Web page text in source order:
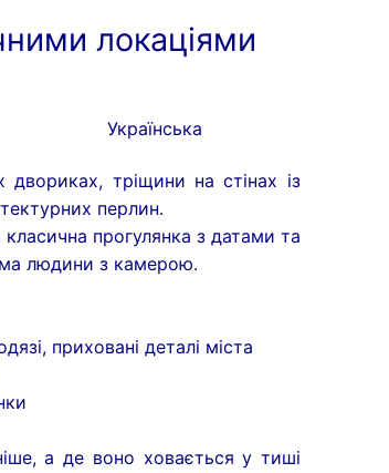
локаціями
Українська
тріщини на стінах із
перлин.
прогулянка з датами та
людини з камерою.
приховані деталі міста
а де воно ховається у тиші